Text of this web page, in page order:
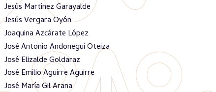
Jesús Martínez Garayalde
Jesús Vergara Oyón
Joaquina Azcárate López
José Antonio Andonegui Oteiza
José Elizalde Goldaraz
José Emilio Aguirre Aguirre
José María Gil Arana